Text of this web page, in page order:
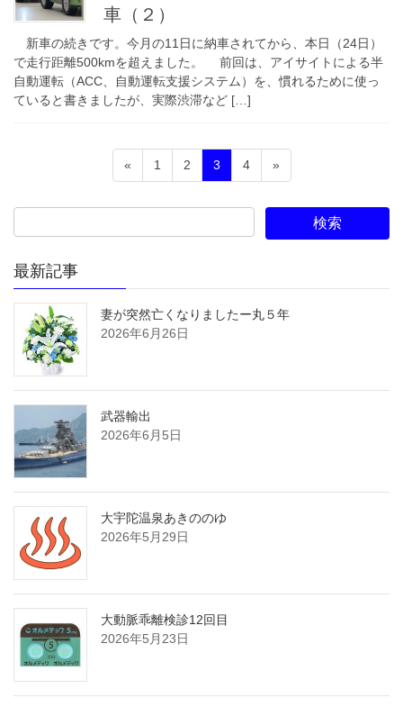
車（２）
新車の続きです。今月の11日に納車されてから、本日（24日）
で走行距離500kmを超えました。 前回は、アイサイトによる半
自動運転（ACC、自動運転支援システム）を、慣れるために使っ
ていると書きましたが、実際渋滞など […]
の
ペ
ー
ジ
送
り
«
固
定
ペ
1
固
定
ペ
2
固
定
ペ
3
固
定
ペ
4 »
最新記事
妻が突然亡くなりましたー丸５年
2026年6月26日
武器輸出
2026年6月5日
大宇陀温泉あきののゆ
2026年5月29日
大動脈乖離検診12回目
2026年5月23日